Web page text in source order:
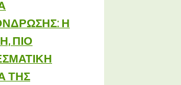
Η
ΠΙΟ
ΤΗΣ